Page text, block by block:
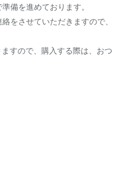
備を進めております。
をさせていただきますので、
すので、購入する際は、おつ